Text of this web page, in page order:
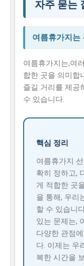
자주 묻는
여름휴가지는
여름휴가지는,여
합한 곳을 의미합
즐길 거리를 제공
수 있습니다.
핵심 정리
여름휴가지
확히 정하고,
게 적합한 곳
을 통해, 우리
할 수 있습니
있는 문제는,
다양한 관점
다. 이제는 우
복한 시간을